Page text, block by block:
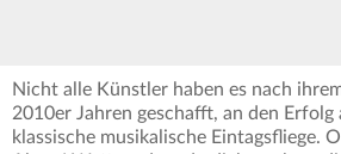
Nicht alle Künstler haben es nach
2010er Jahren geschafft, an den
klassische musikalische Eintagsfliege.